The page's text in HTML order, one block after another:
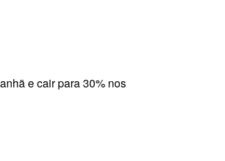
e cair para 30% nos